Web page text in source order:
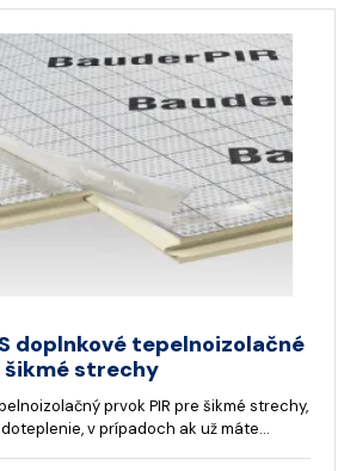
doplnkové tepelnoizolačné
šikmé strechy
prvok PIR pre šikmé strechy,
v prípadoch ak už máte…